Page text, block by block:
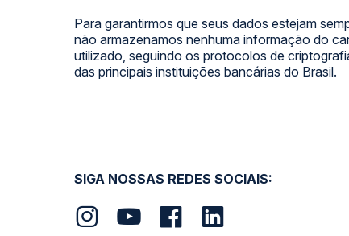
Para garantirmos que seus dados estejam
não armazenamos nenhuma informação do
utilizado, seguindo os protocolos de
das principais instituições bancárias do Brasil.
SIGA NOSSAS REDES SOCIAIS: